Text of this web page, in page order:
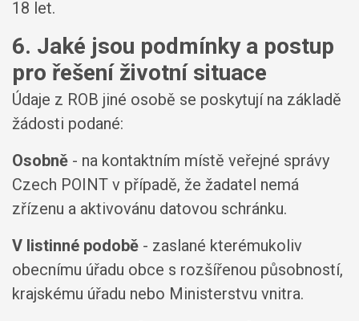
18 let.
6. Jaké jsou podmínky a postup
pro řešení životní situace
Údaje z ROB jiné osobě se poskytují na základě
žádosti podané:
Osobně - na kontaktním místě veřejné správy
Czech POINT v případě, že žadatel nemá
zřízenu a aktivovánu datovou schránku.
V listinné podobě - zaslané kterémukoliv
obecnímu úřadu obce s rozšířenou působností,
krajskému úřadu nebo Ministerstvu vnitra.